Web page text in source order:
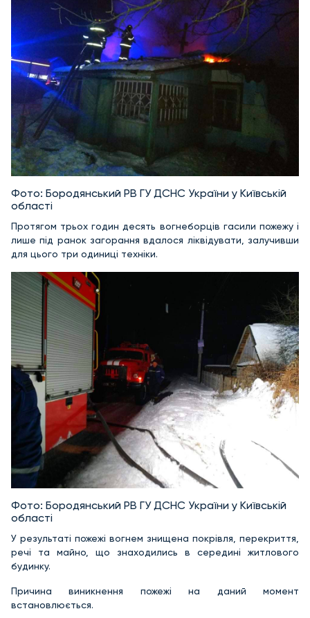
Фото: Бородянський РВ ГУ ДСНС України у Київській
області
Протягом трьох годин десять вогнеборців гасили пожежу і
лише під ранок загорання вдалося ліквідувати, залучивши
для цього три одиниці техніки.
Фото: Бородянський РВ ГУ ДСНС України у Київській
області
У результаті пожежі вогнем знищена покрівля, перекриття,
речі та майно, що знаходились в середині житлового
будинку.
Причина виникнення пожежі на даний момент
встановлюється.